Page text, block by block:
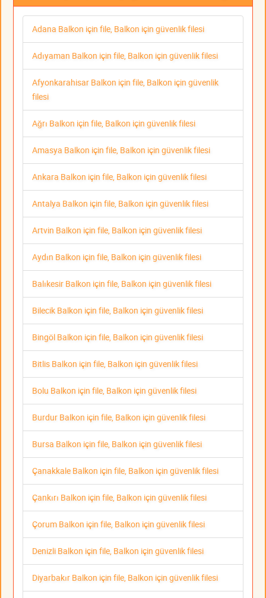
Adana Balkon için file, Balkon için güvenlik filesi
Adıyaman Balkon için file, Balkon için güvenlik filesi
Afyonkarahisar Balkon için file, Balkon için güvenlik
filesi
Ağrı Balkon için file, Balkon için güvenlik filesi
Amasya Balkon için file, Balkon için güvenlik filesi
Ankara Balkon için file, Balkon için güvenlik filesi
Antalya Balkon için file, Balkon için güvenlik filesi
Artvin Balkon için file, Balkon için güvenlik filesi
Aydın Balkon için file, Balkon için güvenlik filesi
Balıkesir Balkon için file, Balkon için güvenlik filesi
Bilecik Balkon için file, Balkon için güvenlik filesi
Bingöl Balkon için file, Balkon için güvenlik filesi
Bitlis Balkon için file, Balkon için güvenlik filesi
Bolu Balkon için file, Balkon için güvenlik filesi
Burdur Balkon için file, Balkon için güvenlik filesi
Bursa Balkon için file, Balkon için güvenlik filesi
Çanakkale Balkon için file, Balkon için güvenlik filesi
Çankırı Balkon için file, Balkon için güvenlik filesi
Çorum Balkon için file, Balkon için güvenlik filesi
Denizli Balkon için file, Balkon için güvenlik filesi
Diyarbakır Balkon için file, Balkon için güvenlik filesi